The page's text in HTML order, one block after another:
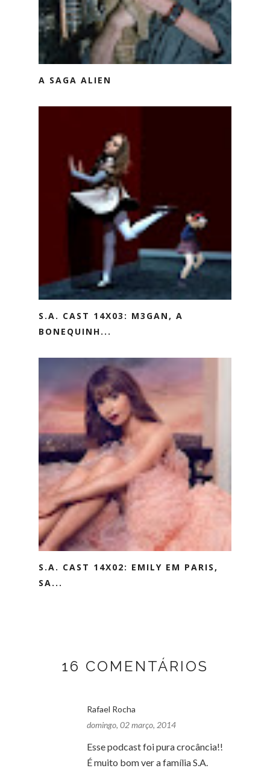
A SAGA ALIEN
S.A. CAST 14X03: M3GAN, A
BONEQUINH...
S.A. CAST 14X02: EMILY EM PARIS,
SA...
16 COMENTÁRIOS
Rafael Rocha
domingo, 02 março, 2014
Esse podcast foi pura crocância!!
É muito bom ver a família S.A.